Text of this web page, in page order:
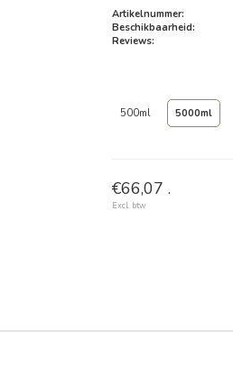
Artikelnummer:
Beschikbaarheid:
Reviews:
500ml 5000ml
€66,07 .
Excl. btw